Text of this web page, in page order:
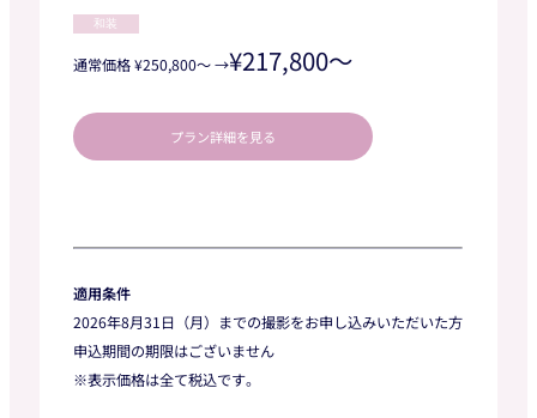
和装
通常価格 ¥250,800〜 →¥217,800～
プラン詳細を見る
適用条件
2026年8月31日（月）までの撮影をお申し込みいただいた方
申込期間の期限はございません
※表示価格は全て税込です。